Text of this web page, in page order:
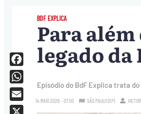
BDF EXPLICA
Para
legado da
Episódio do BdF Explica trata
14.MAIO.2026 - 07:00 SÃO PAULO (SP)
Facebook
WhatsApp
Email